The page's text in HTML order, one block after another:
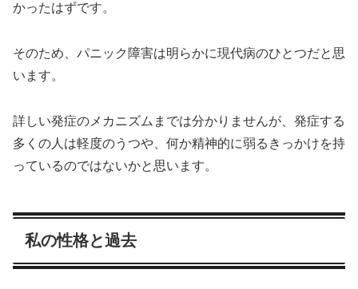
かったはずです。
そのため、パニック障害は明らかに現代病のひとつだと思
います。
詳しい発症のメカニズムまでは分かりませんが、発症する
多くの人は軽度のうつや、何か精神的に弱るきっかけを持
っているのではないかと思います。
私の性格と過去